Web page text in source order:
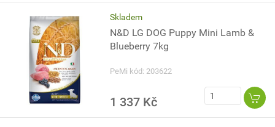
Skladem
N&D LG DOG Puppy Mini Lamb &
Blueberry 7kg
PeMi kód: 203622
1 337 Kč